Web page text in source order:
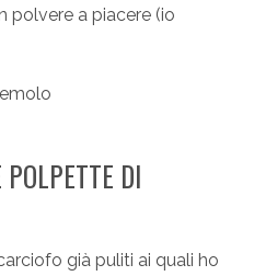
polvere a piacere (io
POLPETTE DI
già puliti ai quali ho